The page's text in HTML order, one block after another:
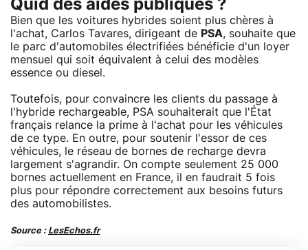
Quid des aides publiques ?
Bien que les voitures hybrides soient plus chères à
l'achat, Carlos Tavares, dirigeant de PSA, souhaite que
le parc d'automobiles électrifiées bénéficie d'un loyer
mensuel qui soit équivalent à celui des modèles
essence ou diesel.
Toutefois, pour convaincre les clients du passage à
l'hybride rechargeable, PSA souhaiterait que l'État
français relance la prime à l'achat pour les véhicules
de ce type. En outre, pour soutenir l'essor de ces
véhicules, le réseau de bornes de recharge devra
largement s'agrandir. On compte seulement 25 000
bornes actuellement en France, il en faudrait 5 fois
plus pour répondre correctement aux besoins futurs
des automobilistes.
Source : LesEchos.fr